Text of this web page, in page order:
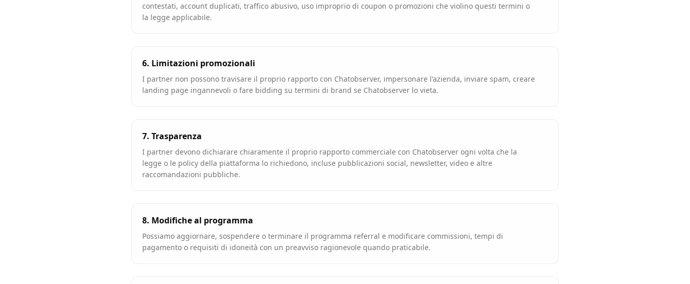
contestati, account duplicati, traffico abusivo, uso improprio di coupon o promozioni che violino questi termini o
la legge applicabile.
6. Limitazioni promozionali
I partner non possono travisare il proprio rapporto con Chatobserver, impersonare l'azienda, inviare spam, creare
landing page ingannevoli o fare bidding su termini di brand se Chatobserver lo vieta.
7. Trasparenza
I partner devono dichiarare chiaramente il proprio rapporto commerciale con Chatobserver ogni volta che la
legge o le policy della piattaforma lo richiedono, incluse pubblicazioni social, newsletter, video e altre
raccomandazioni pubbliche.
8. Modifiche al programma
Possiamo aggiornare, sospendere o terminare il programma referral e modificare commissioni, tempi di
pagamento o requisiti di idoneità con un preavviso ragionevole quando praticabile.